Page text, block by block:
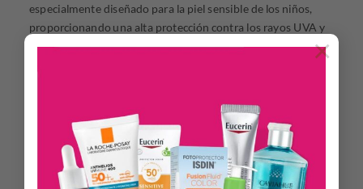
×
especialmente diseñado para la piel sensible de los niños,
proporcionando una alta protección contra los rayos UVA y
UVB. Ayuda a prevenir quemaduras solares y el
Alta protección solar contra rayos UVA y UVB.
Fórmula hipoalergénica.